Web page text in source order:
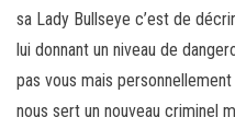
sa Lady Bullseye c’est de
lui donnant un niveau de
pas vous mais
nous sert un nouveau criminel